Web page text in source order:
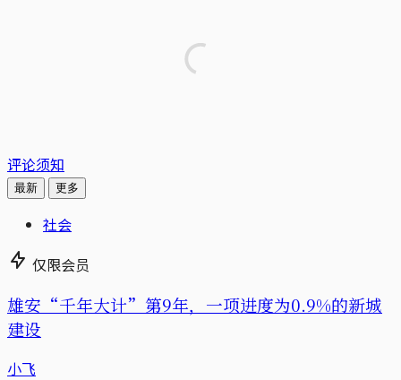
评论须知
最新 更多
社会
仅限会员
雄安“千年大计”第9年，一项进度为0.9%的新城
建设
小飞